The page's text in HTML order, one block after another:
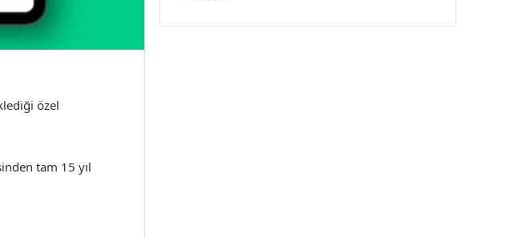
özel
tam 15 yıl